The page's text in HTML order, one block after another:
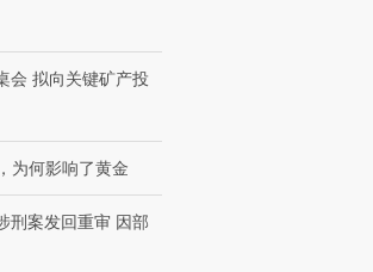
会 拟向关键矿产投
为何影响了黄金
刑案发回重审 因部